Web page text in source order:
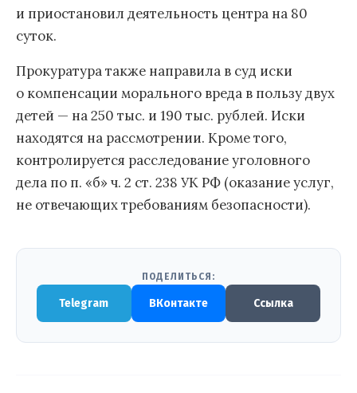
и приостановил деятельность центра на 80
суток.
Прокуратура также направила в суд иски
о компенсации морального вреда в пользу двух
детей — на 250 тыс. и 190 тыс. рублей. Иски
находятся на рассмотрении. Кроме того,
контролируется расследование уголовного
дела по п. «б» ч. 2 ст. 238 УК РФ (оказание услуг,
не отвечающих требованиям безопасности).
ПОДЕЛИТЬСЯ:
Telegram ВКонтакте Ссылка